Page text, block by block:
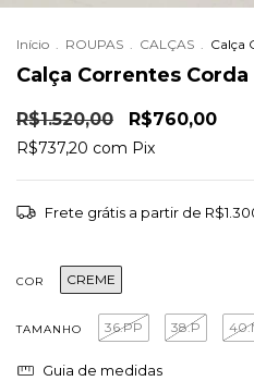
Início . ROUPAS . CALÇAS . Calça
Calça Correntes Corda
R$1.520,00 R$760,00
R$737,20 com Pix
Frete grátis a partir de
COR CREME
TAMANHO 36.PP 38.P
Guia de medidas